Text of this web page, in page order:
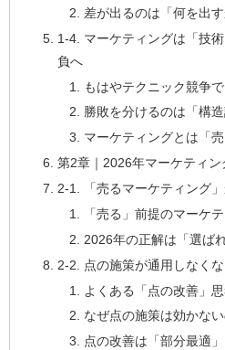
差が出るのは「何を出す
1-4. マーケティングは「技
負へ
もはやテクニック競争
勝敗を分けるのは「構造
マーケティングとは「
第2章｜2026年マーケティ
2-1. 「売るマーケティング
「売る」前提のマーケ
2026年の正解は「選ば
2-2. 点の施策が通用しなく
よくある「点の改善」
なぜ点の施策は効かな
点の改善は「部分最適